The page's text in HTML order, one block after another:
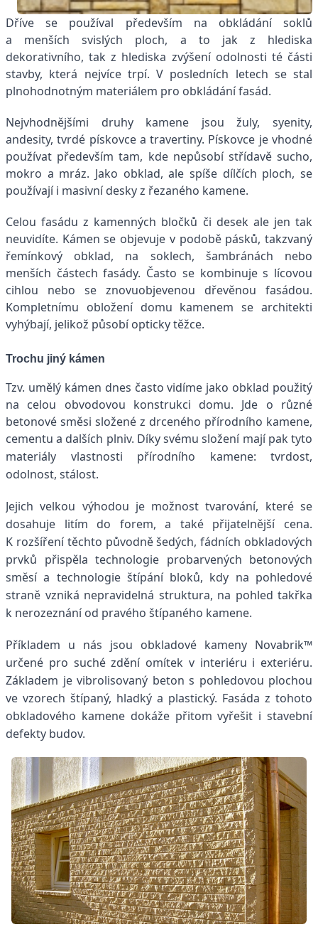
Dříve se používal především na obkládání soklů
a menších svislých ploch, a to jak z hlediska
dekorativního, tak z hlediska zvýšení odolnosti té části
stavby, která nejvíce trpí. V posledních letech se stal
plnohodnotným materiálem pro obkládání fasád.
Nejvhodnějšími druhy kamene jsou žuly, syenity,
andesity, tvrdé pískovce a travertiny. Pískovce je vhodné
používat především tam, kde nepůsobí střídavě sucho,
mokro a mráz. Jako obklad, ale spíše dílčích ploch, se
používají i masivní desky z řezaného kamene.
Celou fasádu z kamenných bločků či desek ale jen tak
neuvidíte. Kámen se objevuje v podobě pásků, takzvaný
řemínkový obklad, na soklech, šambránách nebo
menších částech fasády. Často se kombinuje s lícovou
cihlou nebo se znovuobjevenou dřevěnou fasádou.
Kompletnímu obložení domu kamenem se architekti
vyhýbají, jelikož působí opticky těžce.
Trochu jiný kámen
Tzv. umělý kámen dnes často vidíme jako obklad použitý
na celou obvodovou konstrukci domu. Jde o různé
betonové směsi složené z drceného přírodního kamene,
cementu a dalších plniv. Díky svému složení mají pak tyto
materiály vlastnosti přírodního kamene: tvrdost,
odolnost, stálost.
Jejich velkou výhodou je možnost tvarování, které se
dosahuje litím do forem, a také přijatelnější cena.
K rozšíření těchto původně šedých, fádních obkladových
prvků přispěla technologie probarvených betonových
směsí a technologie štípání bloků, kdy na pohledové
straně vzniká nepravidelná struktura, na pohled takřka
k nerozeznání od pravého štípaného kamene.
Příkladem u nás jsou obkladové kameny Novabrik™
určené pro suché zdění omítek v interiéru i exteriéru.
Základem je vibrolisovaný beton s pohledovou plochou
ve vzorech štípaný, hladký a plastický. Fasáda z tohoto
obkladového kamene dokáže přitom vyřešit i stavební
defekty budov.